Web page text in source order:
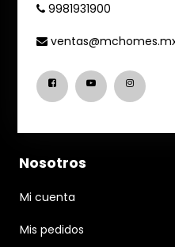
9981931900
Nosotros
Mi cuenta
Mis pedidos